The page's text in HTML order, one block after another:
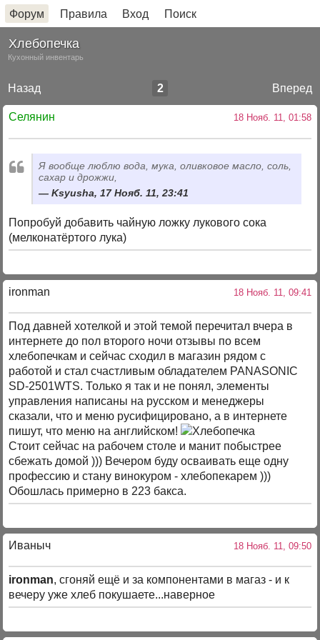
Форум Правила Вход Поиск
Хлебопечка
Кухонный инвентарь
Назад Вперед
2
Селянин 18 Нояб. 11, 01:58
Я вообще люблю вода, мука, оливковое масло, соль,
сахар и дрожжи,
Ksyusha, 17 Нояб. 11, 23:41
Попробуй добавить чайную ложку лукового сока
(мелконатёртого лука)
ironman 18 Нояб. 11, 09:41
Под давней хотелкой и этой темой перечитал вчера в
интернете до пол второго ночи отзывы по всем
хлебопечкам и сейчас сходил в магазин рядом с
работой и стал счастливым обладателем PANASONIC
SD-2501WTS. Только я так и не понял, элементы
управления написаны на русском и менеджеры
сказали, что и меню русифицировано, а в интернете
пишут, что меню на английском!
Стоит сейчас на рабочем столе и манит побыстрее
сбежать домой ))) Вечером буду осваивать еще одну
профессию и стану винокуром - хлебопекарем )))
Обошлась примерно в 223 бакса.
Иваныч 18 Нояб. 11, 09:50
ironman, сгоняй ещё и за компонентами в магаз - и к
вечеру уже хлеб покушаете...наверное